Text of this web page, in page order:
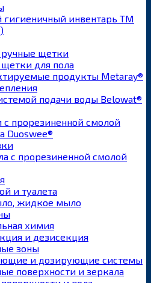
инвентарь ТМ
ручные щетки
для пола
продукты Metaray®
подачи воды Belowat®
прорезиненной смолой
Duoswee®
с прорезиненной смолой
и туалета
жидкое мыло
химия
и дезисекция
зоны
и дозирующие системы
поверхности и зеркала